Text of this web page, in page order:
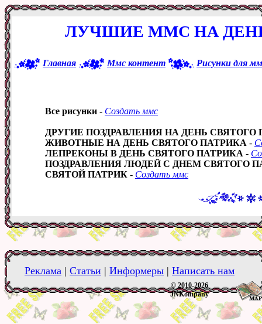
ЛУЧШИЕ ММС НА
Главная Ммс контент Рисунки для
Все рисунки - Создать ммс
ДРУГИЕ ПОЗДРАВЛЕНИЯ НА ДЕНЬ СВЯТОГО
ЖИВОТНЫЕ НА ДЕНЬ СВЯТОГО ПАТРИКА -
ЛЕПРЕКОНЫ В ДЕНЬ СВЯТОГО ПАТРИКА -
ПОЗДРАВЛЕНИЯ ЛЮДЕЙ С ДНЕМ СВЯТОГО
СВЯТОЙ ПАТРИК - Создать ммс
Реклама | Статьи | Информеры | Написать нам
© 2010-2026
JNKompany